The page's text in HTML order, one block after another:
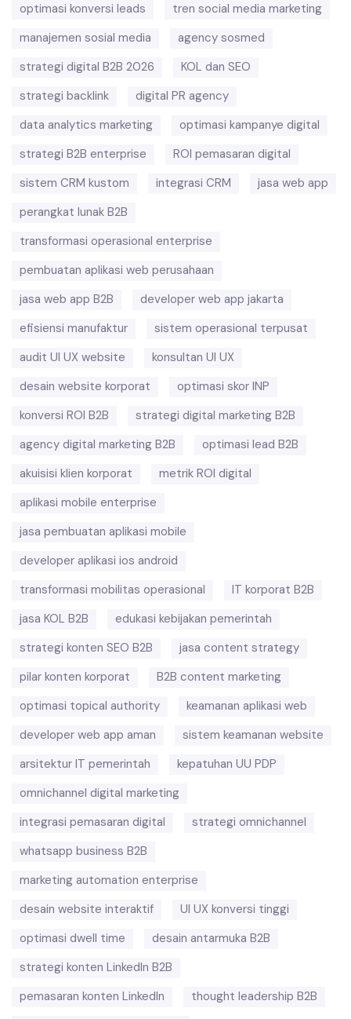
optimasi konversi leads
tren social media marketing
manajemen sosial media
agency sosmed
strategi digital B2B 2026
KOL dan SEO
strategi backlink
digital PR agency
data analytics marketing
optimasi kampanye digital
strategi B2B enterprise
ROI pemasaran digital
sistem CRM kustom
integrasi CRM
jasa web app
perangkat lunak B2B
transformasi operasional enterprise
pembuatan aplikasi web perusahaan
jasa web app B2B
developer web app jakarta
efisiensi manufaktur
sistem operasional terpusat
audit UI UX website
konsultan UI UX
desain website korporat
optimasi skor INP
konversi ROI B2B
strategi digital marketing B2B
agency digital marketing B2B
optimasi lead B2B
akuisisi klien korporat
metrik ROI digital
aplikasi mobile enterprise
jasa pembuatan aplikasi mobile
developer aplikasi ios android
transformasi mobilitas operasional
IT korporat B2B
jasa KOL B2B
edukasi kebijakan pemerintah
strategi konten SEO B2B
jasa content strategy
pilar konten korporat
B2B content marketing
optimasi topical authority
keamanan aplikasi web
developer web app aman
sistem keamanan website
arsitektur IT pemerintah
kepatuhan UU PDP
omnichannel digital marketing
integrasi pemasaran digital
strategi omnichannel
whatsapp business B2B
marketing automation enterprise
desain website interaktif
UI UX konversi tinggi
optimasi dwell time
desain antarmuka B2B
strategi konten LinkedIn B2B
pemasaran konten LinkedIn
thought leadership B2B